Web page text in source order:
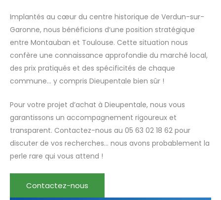
Implantés au cœur du centre historique de Verdun-sur-
Garonne, nous bénéficions d’une position stratégique
entre Montauban et Toulouse. Cette situation nous
confère une connaissance approfondie du marché local,
des prix pratiqués et des spécificités de chaque
commune… y compris Dieupentale bien sûr !
Pour votre projet d’achat à Dieupentale, nous vous
garantissons un accompagnement rigoureux et
transparent. Contactez-nous au 05 63 02 18 62 pour
discuter de vos recherches… nous avons probablement la
perle rare qui vous attend !
Contactez-nous